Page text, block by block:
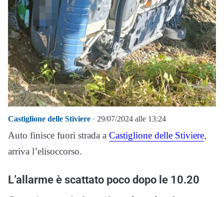
Castiglione delle Stiviere · 29/07/2024 alle 13:24
Auto finisce fuori strada a Castiglione delle Stiviere,
arriva l’elisoccorso.
L’allarme è scattato poco dopo le 10.20